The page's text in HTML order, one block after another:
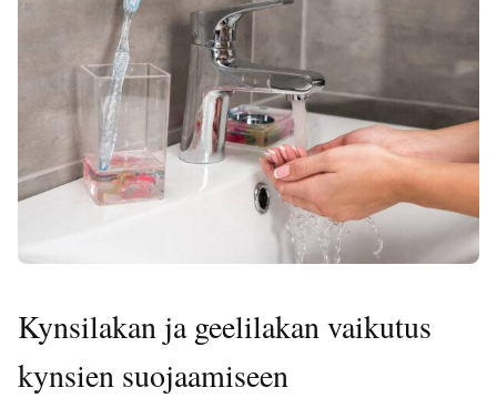
Kynsilakan ja geelilakan vaikutus
kynsien suojaamiseen